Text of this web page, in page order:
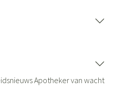
Apotheker van wacht